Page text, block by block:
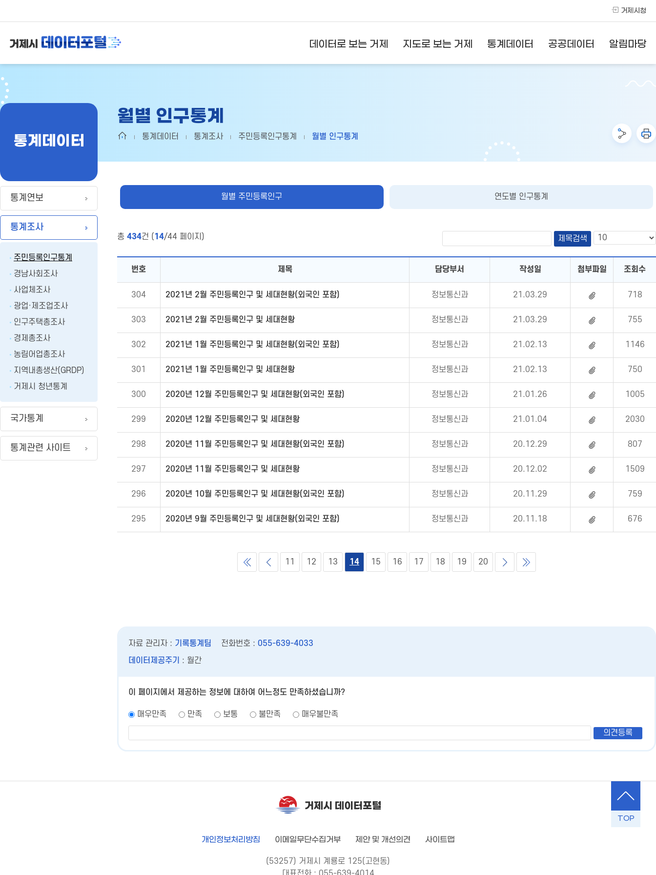
거제시청
데이터로 보는 거제 지도로 보는 거제 통계데이터 공공데이터 알림마당
통계데이터
통계연보
통계조사
주민등록인구통계
경남사회조사
사업체조사
광업·제조업조사
인구주택총조사
경제총조사
농림어업총조사
지역내총생산(GRDP)
거제시 청년통계
국가통계
통계관련 사이트
월별 인구통계
통계데이터 통계조사 주민등록인구통계 월별 인구통계
월별 주민등록인구 연도별 인구통계
총 434건 ( 14/44 페이지)
번호 제목 담당부서 작성일 첨부파일 조회수
304 2021년 2월 주민등록인구 및 세대현황(외국인 포함) 정보통신과 21.03.29 718
303 2021년 2월 주민등록인구 및 세대현황 정보통신과 21.03.29 755
302 2021년 1월 주민등록인구 및 세대현황(외국인 포함) 정보통신과 21.02.13 1146
301 2021년 1월 주민등록인구 및 세대현황 정보통신과 21.02.13 750
300 2020년 12월 주민등록인구 및 세대현황(외국인 포함) 정보통신과 21.01.26 1005
299 2020년 12월 주민등록인구 및 세대현황 정보통신과 21.01.04 2030
298 2020년 11월 주민등록인구 및 세대현황(외국인 포함) 정보통신과 20.12.29 807
297 2020년 11월 주민등록인구 및 세대현황 정보통신과 20.12.02 1509
296 2020년 10월 주민등록인구 및 세대현황(외국인 포함) 정보통신과 20.11.29 759
295 2020년 9월 주민등록인구 및 세대현황(외국인 포함) 정보통신과 20.11.18 676
11 12 13 14 15 16 17 18 19 20
자료 관리자 : 기록통계팀 전화번호 : 055-639-4033
데이터제공주기
: 월간
이 페이지에서 제공하는 정보에 대하여 어느정도 만족하셨습니까?
매우만족 만족 보통 불만족 매우불만족
거제시 데이터포털
개인정보처리방침 이메일무단수집거부 제안 및 개선의견 사이트맵
(53257) 거제시 계룡로 125(고현동)
TOP